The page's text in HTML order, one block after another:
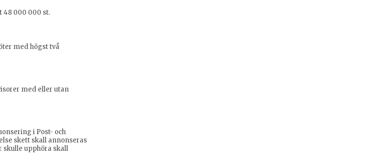
48 000 000 st.
med högst två
med eller utan
i Post- och
skett skall annonseras
skulle upphöra skall